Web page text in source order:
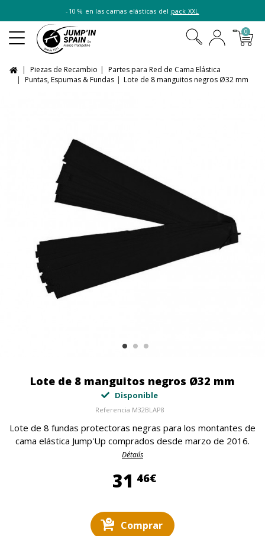
-10 % en las camas elásticas del pack XXL
0
Piezas de Recambio
Partes para Red de Cama Elástica
Puntas, Espumas & Fundas
Lote de 8 manguitos negros Ø32 mm
Lote de 8 manguitos negros Ø32 mm
Disponible
Referencia M32BLAP8
Lote de 8 fundas protectoras negras para los montantes de
cama elástica Jump'Up comprados desde marzo de 2016.
Détails
31 46€31,46 €
Comprar